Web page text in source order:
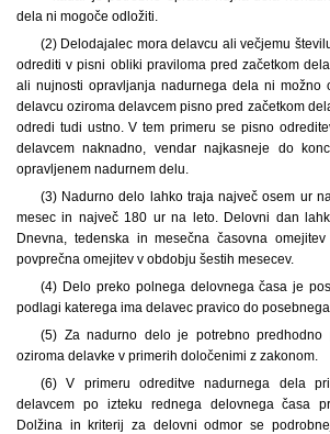
dela ni mogoče odložiti.
(2) Delodajalec mora delavcu ali večjemu
odrediti v pisni obliki praviloma pred začetkom
ali nujnosti opravljanja nadurnega dela ni možno
delavcu oziroma delavcem pisno pred začetkom
odredi tudi ustno. V tem primeru se pisno
delavcem naknadno, vendar najkasneje do
opravljenem nadurnem delu.
(3) Nadurno delo lahko traja največ osem ur
mesec in največ 180 ur na leto. Delovni dan
Dnevna, tedenska in mesečna časovna
povprečna omejitev v obdobju šestih mesecev.
(4) Delo preko polnega delovnega časa je
podlagi katerega ima delavec pravico do
(5) Za nadurno delo je potrebno predhodno
oziroma delavke v primerih določenimi z zakonom.
(6) V primeru odreditve nadurnega dela
delavcem po izteku rednega delovnega časa
Dolžina in kriterij za delovni odmor se